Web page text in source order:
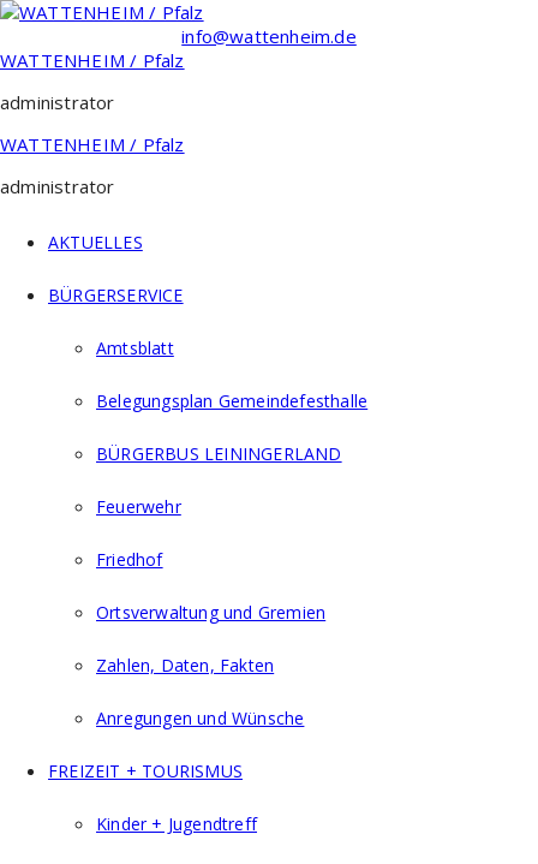
Zum
springen
info@wattenheim.de
WATTENHEIM / Pfalz
administrator
WATTENHEIM / Pfalz
administrator
AKTUELLES
BÜRGERSERVICE
Amtsblatt
Belegungsplan Gemeindefesthalle
BÜRGERBUS LEININGERLAND
Feuerwehr
Friedhof
Ortsverwaltung und Gremien
Zahlen, Daten, Fakten
Anregungen und Wünsche
FREIZEIT + TOURISMUS
Kinder + Jugendtreff